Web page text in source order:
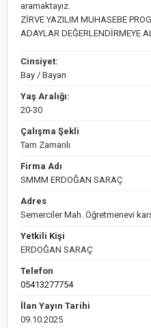
aramaktayız.
ZİRVE YAZILIM MUHASEBE
ADAYLAR DEĞERLENDİRMEYE
Cinsiyet:
Bay / Bayan
Yaş Aralığı:
20-30
Çalışma Şekli
Tam Zamanlı
Firma Adı
SMMM ERDOĞAN SARAÇ
Adres
Semerciler Mah. Öğretmenevi
Yetkili Kişi
ERDOĞAN SARAÇ
Telefon
05413277754
İlan Yayın Tarihi
09.10.2025